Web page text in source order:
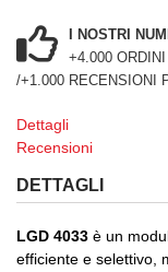
I NOSTRI
+4.000
/+1.000 RECENSIONI
Dettagli
Recensioni
DETTAGLI
LGD 4033 è un
efficiente e selettivo,